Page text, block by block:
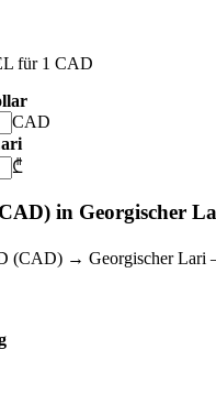
für 1 CAD
CAD
₾
in Georgischer
(CAD) → Georgischer